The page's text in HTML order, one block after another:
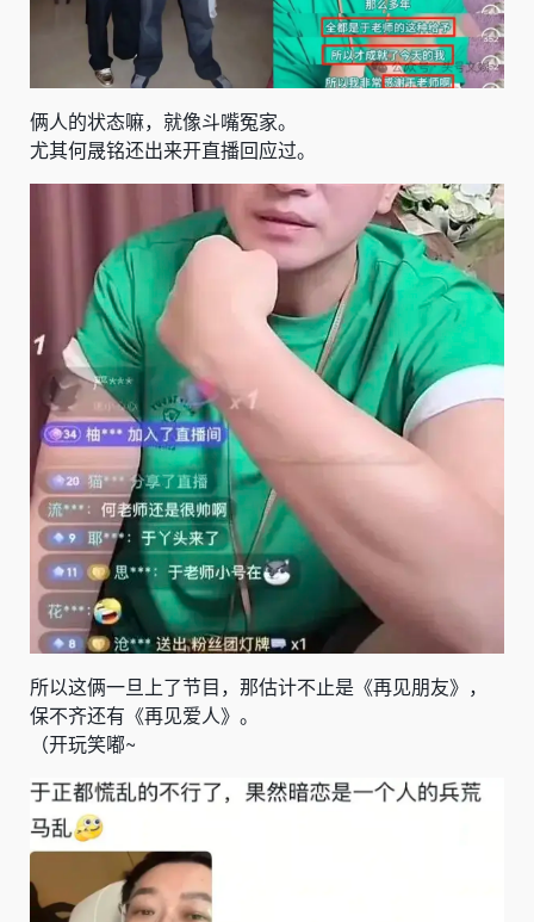
俩人的状态嘛，就像斗嘴冤家。
尤其何晟铭还出来开直播回应过。
所以这俩一旦上了节目，那估计不止是《再见朋友》，
保不齐还有《再见爱人》。
（开玩笑嘟~